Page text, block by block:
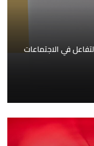
في الاجتماعات